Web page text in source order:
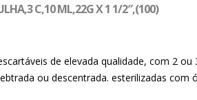
C,10 ML,22G X 1 1/2″,(100)
de elevada qualidade, com 2 ou
ou descentrada. esterilizadas com